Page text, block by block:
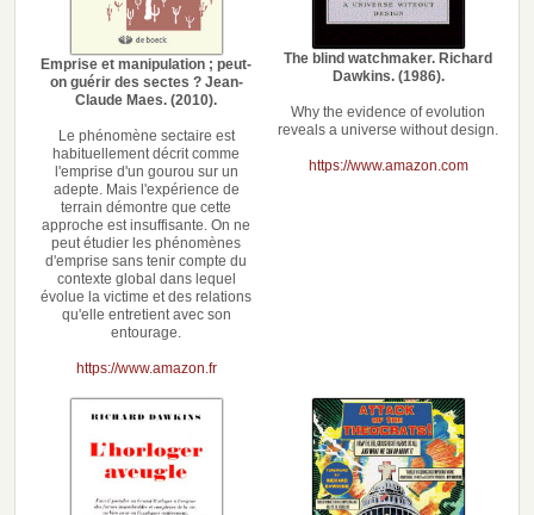
Emprise et manipulation ; peut-
on guérir des sectes ? Jean-
Claude Maes. (2010).
Le phénomène sectaire est
habituellement décrit comme
l'emprise d'un gourou sur un
adepte. Mais l'expérience de
terrain démontre que cette
approche est insuffisante. On ne
peut étudier les phénomènes
d'emprise sans tenir compte du
contexte global dans lequel
évolue la victime et des relations
qu'elle entretient avec son
entourage.
https://www.amazon.fr
The blind watchmaker. Richard
Dawkins. (1986).
Why the evidence of evolution
reveals a universe without design.
https://www.amazon.com